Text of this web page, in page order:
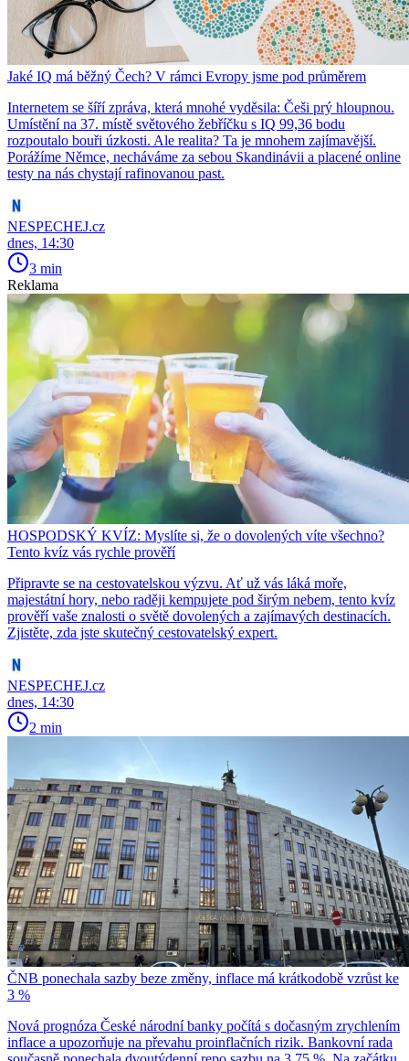
Jaké IQ má běžný Čech? V rámci Evropy jsme pod průměrem
Internetem se šíří zpráva, která mnohé vyděsila: Češi prý hloupnou.
Umístění na 37. místě světového žebříčku s IQ 99,36 bodu
rozpoutalo bouři úzkosti. Ale realita? Ta je mnohem zajímavější.
Porážíme Němce, necháváme za sebou Skandinávii a placené online
testy na nás chystají rafinovanou past.
NESPECHEJ.cz
dnes, 14:30
3 min
Reklama
HOSPODSKÝ KVÍZ: Myslíte si, že o dovolených víte všechno?
Tento kvíz vás rychle prověří
Připravte se na cestovatelskou výzvu. Ať už vás láká moře,
majestátní hory, nebo raději kempujete pod širým nebem, tento kvíz
prověří vaše znalosti o světě dovolených a zajímavých destinacích.
Zjistěte, zda jste skutečný cestovatelský expert.
NESPECHEJ.cz
dnes, 14:30
2 min
ČNB ponechala sazby beze změny, inflace má krátkodobě vzrůst ke
3 %
Nová prognóza České národní banky počítá s dočasným zrychlením
inflace a upozorňuje na převahu proinflačních rizik. Bankovní rada